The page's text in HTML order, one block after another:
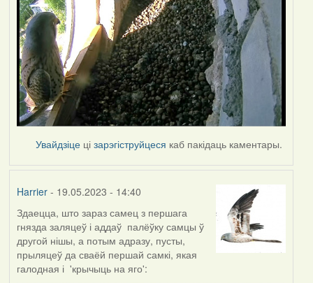
Увайдзіце цізарэгіструйцеся каб пакідаць каментары.
Harrier- 19.05.2023 - 14:40
Здаецца, што зараз самец з першага
гнязда заляцеў і аддаў палёўку самцы ў
другой нішы, а потым адразу, пусты,
прыляцеў да сваёй першай самкі, якая
галодная і 'крычыць на яго':